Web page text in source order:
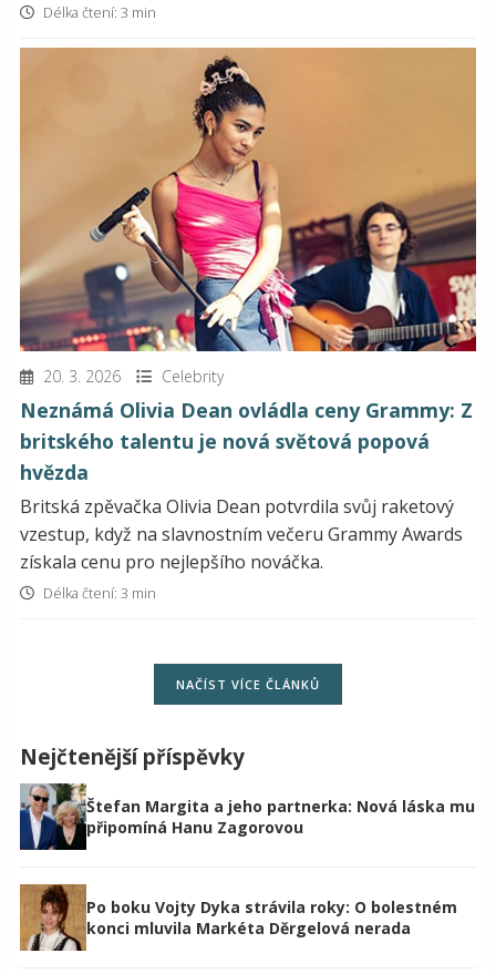
Délka čtení: 3 min
20. 3. 2026 Celebrity
Neznámá Olivia Dean ovládla ceny Grammy: Z
britského talentu je nová světová popová
hvězda
Britská zpěvačka Olivia Dean potvrdila svůj raketový
vzestup, když na slavnostním večeru Grammy Awards
získala cenu pro nejlepšího nováčka.
Délka čtení: 3 min
NAČÍST VÍCE ČLÁNKŮ
Nejčtenější příspěvky
Štefan Margita a jeho partnerka: Nová láska mu
připomíná Hanu Zagorovou
Po boku Vojty Dyka strávila roky: O bolestném
konci mluvila Markéta Děrgelová nerada